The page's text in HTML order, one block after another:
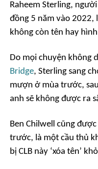
Raheem Sterling,
đồng 5 năm vào 2022,
không còn tên hay
Do mọi chuyện không
Bridge, Sterling sang
mượn ở mùa trước,
anh sẽ không được ra
Ben Chilwell cũng
trước, là một cầu thủ
bị CLB này ‘xóa tên’